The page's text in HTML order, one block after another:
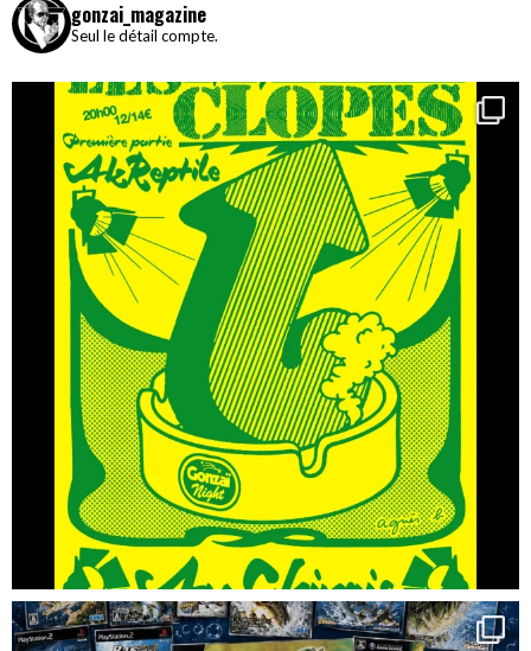
gonzai_magazine
Seul le détail compte.